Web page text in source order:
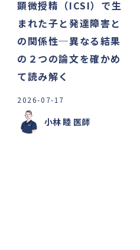
顕微授精（ICSI）で生
まれた子と発達障害と
の関係性─異なる結果
の２つの論文を確かめ
て読み解く
2026-07-17
小林 睦 医師